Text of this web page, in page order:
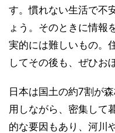
す。慣れない生活で不
ょう。そのときに情報
実的には難しいもの。
してその後も、ぜひお
日本は国土の約7割が
用しながら、密集して
的な要因もあり、河川